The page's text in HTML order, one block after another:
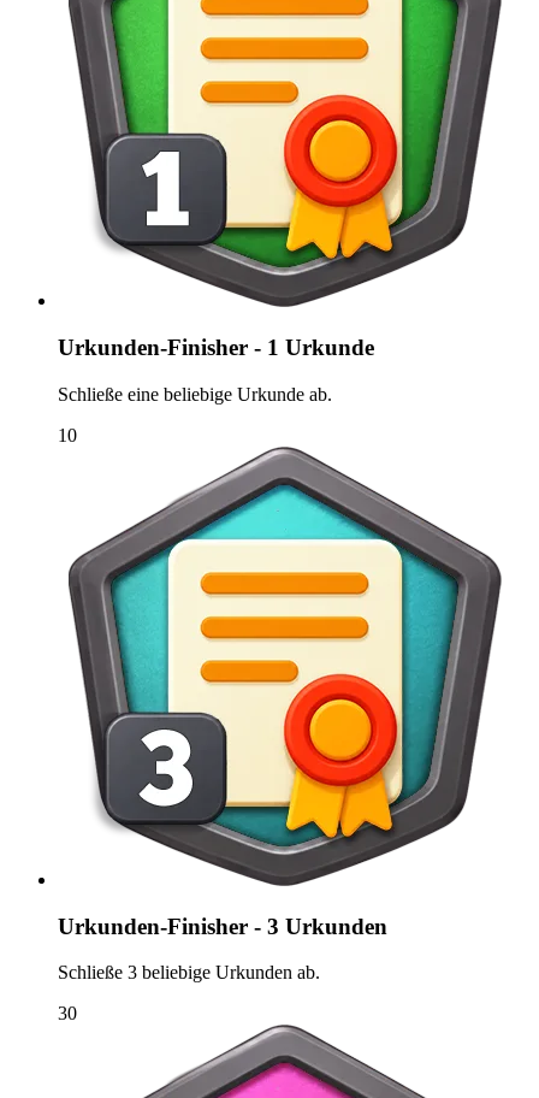
Urkunden-Finisher - 1 Urkunde
Schließe eine beliebige Urkunde ab.
10
Urkunden-Finisher - 3 Urkunden
Schließe 3 beliebige Urkunden ab.
30